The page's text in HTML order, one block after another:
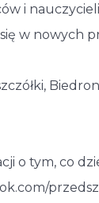
i
w nowych
o tym, co